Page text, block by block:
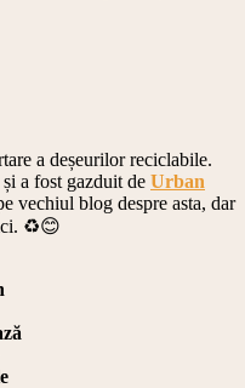
a deșeurilor reciclabile.
a fost gazduit de Urban
vechiul blog despre asta, dar
♻️😊